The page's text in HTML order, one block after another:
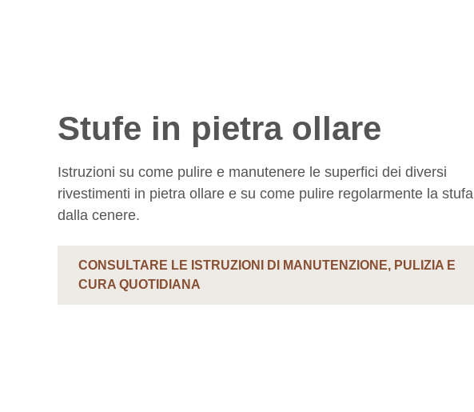
Stufe in pietra ollare
Istruzioni su come pulire e manutenere le superfici dei diversi
rivestimenti in pietra ollare e su come pulire regolarmente la stufa
dalla cenere.
CONSULTARE LE ISTRUZIONI DI MANUTENZIONE, PULIZIA E
CURA QUOTIDIANA